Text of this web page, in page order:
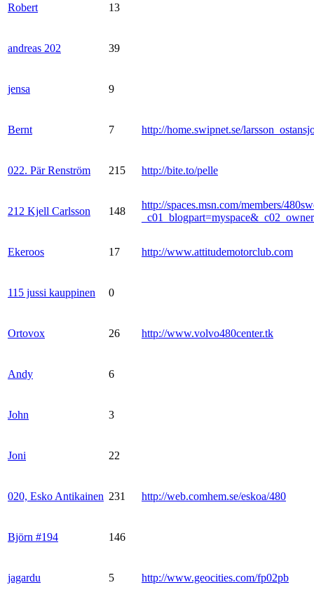
Robert 13
andreas 202 39
jensa 9
Bernt 7 http://home.swipnet.se/
022. Pär Renström 215 http://bite.to/pelle
212 Kjell Carlsson 148
http://spaces.msn.com/members/
Ekeroos 17 http://www.attitudemotorclub.com
115 jussi kauppinen 0
Ortovox 26 http://www.volvo480center.tk
Andy 6
John 3
Joni 22
020, Esko Antikainen 231 http://web.comhem.se/eskoa/480
Björn #194 146
jagardu 5 http://www.geocities.com/fp02pb